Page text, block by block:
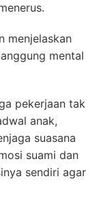
menjelaskan
mental
pekerjaan tak
anak,
suasana
suami dan
sendiri agar